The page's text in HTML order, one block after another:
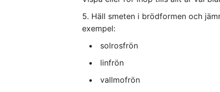
Häll smeten i brödformen och
exempel:
solrosfrön
linfrön
vallmofrön